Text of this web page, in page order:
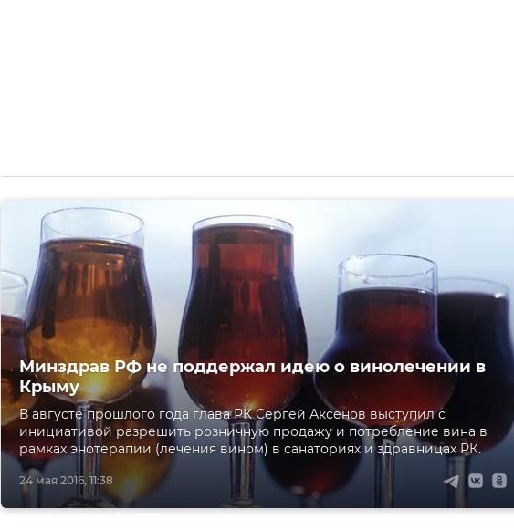
24 мая 2016, 11:38
Минздрав РФ не поддержал идею о винолечении в
Крыму
В августе прошлого года глава РК Сергей Аксенов выступил с
инициативой разрешить розничную продажу и потребление вина в
рамках энотерапии (лечения вином) в санаториях и здравницах РК.